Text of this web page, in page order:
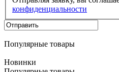
конфиденциальности
Популярные товары
Новинки